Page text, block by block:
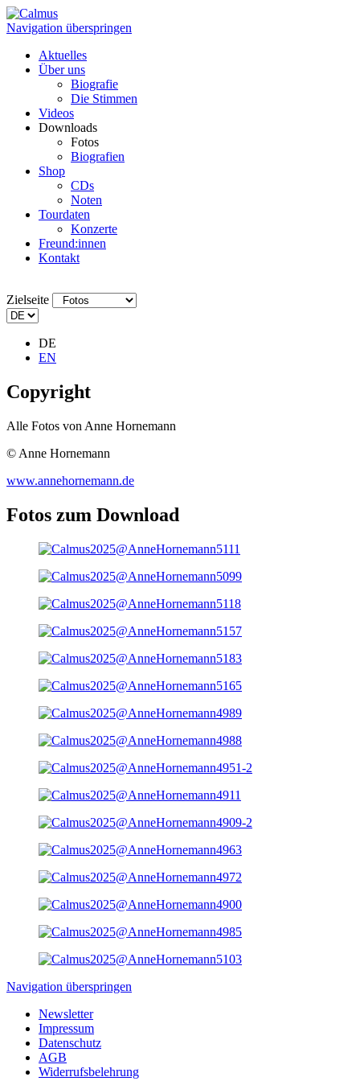
Navigation überspringen
Aktuelles
Über uns
Biografie
Die Stimmen
Videos
Downloads
Fotos
Biografien
Shop
CDs
Noten
Tourdaten
Konzerte
Freund:innen
Kontakt
Zielseite
DE
EN
Copyright
Alle Fotos von Anne Hornemann
© Anne Hornemann
www.annehornemann.de
Fotos zum Download
Navigation überspringen
Newsletter
Impressum
Datenschutz
AGB
Widerrufsbelehrung